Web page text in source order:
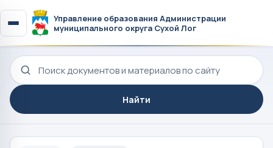
Управление образования Администрации
муниципального округа Сухой Лог
Поиск по сайту
Найти